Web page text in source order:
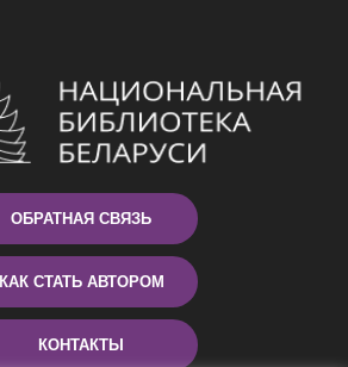
ОБРАТНАЯ СВЯЗЬ
КАК СТАТЬ АВТОРОМ
КОНТАКТЫ